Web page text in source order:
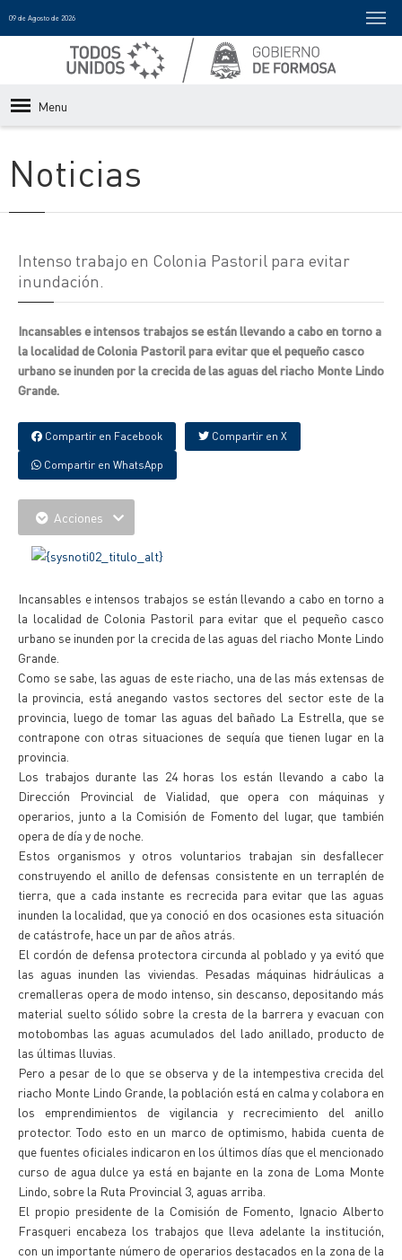
09 de Agosto de 2026
Menu
Noticias
Intenso trabajo en Colonia Pastoril para evitar
inundación.
Incansables e intensos trabajos se están llevando a cabo en torno a
la localidad de Colonia Pastoril para evitar que el pequeño casco
urbano se inunden por la crecida de las aguas del riacho Monte Lindo
Grande.
Compartir en Facebook Compartir en X
Compartir en WhatsApp
Acciones
Incansables e intensos trabajos se están llevando a cabo en torno a
la localidad de Colonia Pastoril para evitar que el pequeño casco
urbano se inunden por la crecida de las aguas del riacho Monte Lindo
Grande.
Como se sabe, las aguas de este riacho, una de las más extensas de
la provincia, está anegando vastos sectores del sector este de la
provincia, luego de tomar las aguas del bañado La Estrella, que se
contrapone con otras situaciones de sequía que tienen lugar en la
provincia.
Los trabajos durante las 24 horas los están llevando a cabo la
Dirección Provincial de Vialidad, que opera con máquinas y
operarios, junto a la Comisión de Fomento del lugar, que también
opera de día y de noche.
Estos organismos y otros voluntarios trabajan sin desfallecer
construyendo el anillo de defensas consistente en un terraplén de
tierra, que a cada instante es recrecida para evitar que las aguas
inunden la localidad, que ya conoció en dos ocasiones esta situación
de catástrofe, hace un par de años atrás.
El cordón de defensa protectora circunda al poblado y ya evitó que
las aguas inunden las viviendas. Pesadas máquinas hidráulicas a
cremalleras opera de modo intenso, sin descanso, depositando más
material suelto sólido sobre la cresta de la barrera y evacuan con
motobombas las aguas acumulados del lado anillado, producto de
las últimas lluvias.
Pero a pesar de lo que se observa y de la intempestiva crecida del
riacho Monte Lindo Grande, la población está en calma y colabora en
los emprendimientos de vigilancia y recrecimiento del anillo
protector. Todo esto en un marco de optimismo, habida cuenta de
que fuentes oficiales indicaron en los últimos días que el mencionado
curso de agua dulce ya está en bajante en la zona de Loma Monte
Lindo, sobre la Ruta Provincial 3, aguas arriba.
El propio presidente de la Comisión de Fomento, Ignacio Alberto
Frasqueri encabeza los trabajos que lleva adelante la institución,
con un importante número de operarios destacados en la zona de la